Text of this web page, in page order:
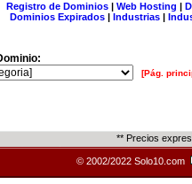
Registro de Dominios| Web Hosting |
Dominios Expirados | Industrias |
[Pág.
** Precios
© 2002/2022 Solo10.com